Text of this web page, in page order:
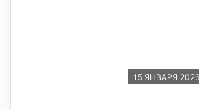
15 ЯНВАРЯ